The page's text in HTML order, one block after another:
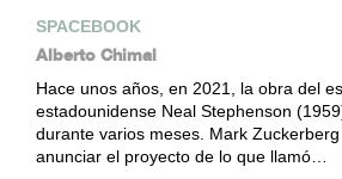
SPACEBOOK
Alberto Chimal
Hace unos años, en 2021, la obra del
estadounidense Neal Stephenson
durante varios meses. Mark
anunciar el proyecto de lo que llamó…